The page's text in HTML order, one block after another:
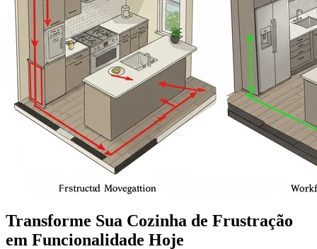
Transforme Sua Cozinha de Frustração
em Funcionalidade Hoje